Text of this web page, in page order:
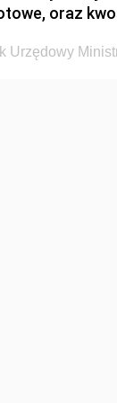
oraz
Urzędowy